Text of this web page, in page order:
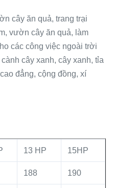
cây ăn quả, trang trại
vườn cây ăn quả, làm
các công việc ngoài trời
cây xanh, cây xanh, tỉa
đẳng, cộng đồng, xí
13 HP 15HP
188 190